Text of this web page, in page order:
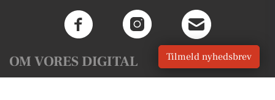
OM VORES DIGITAL Tilmeld nyhedsbrev